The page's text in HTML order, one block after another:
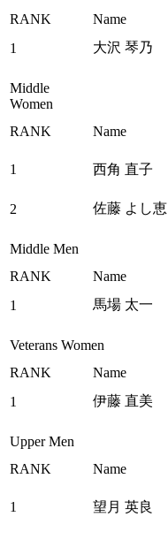
RANK
Name
1
大沢 琴乃
Middle
Women
RANK
Name
1 西角 直子
2 佐藤 よし恵
Middle Men
RANK
Name
1
馬場 太一
Veterans Women
RANK
Name
1
伊藤 直美
Upper Men
RANK
Name
1 望月 英良